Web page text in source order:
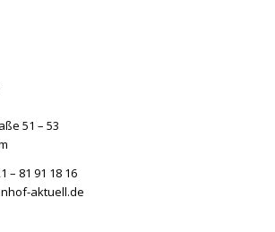
51 – 53
– 81 91 18 16
aktuell.de